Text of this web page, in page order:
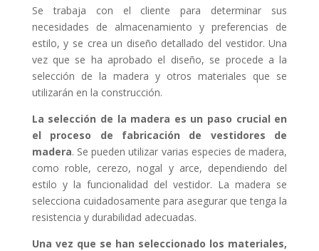
Se trabaja con el cliente para determinar sus
necesidades de almacenamiento y preferencias de
estilo, y se crea un diseño detallado del vestidor. Una
vez que se ha aprobado el diseño, se procede a la
selección de la madera y otros materiales que se
utilizarán en la construcción.
La selección de la madera es un paso crucial en
el proceso de fabricación de vestidores de
madera. Se pueden utilizar varias especies de madera,
como roble, cerezo, nogal y arce, dependiendo del
estilo y la funcionalidad del vestidor. La madera se
selecciona cuidadosamente para asegurar que tenga la
resistencia y durabilidad adecuadas.
Una vez que se han seleccionado los materiales,